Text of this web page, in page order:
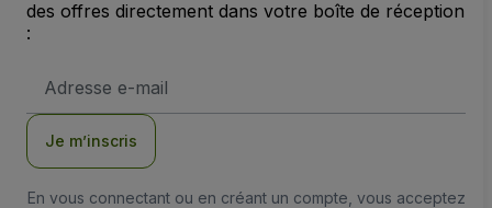
des offres directement dans votre boîte de réception
:
e-
Je m’inscris
En vous connectant ou en créant un compte, vous acceptez